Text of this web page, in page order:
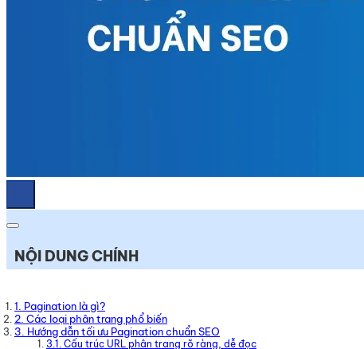
NỘI DUNG CHÍNH
1. Pagination là gì?
2. Các loại phân trang phổ biến
3. Hướng dẫn tối ưu Pagination chuẩn SEO
3.1. Cấu trúc URL phân trang rõ ràng, dễ đọc